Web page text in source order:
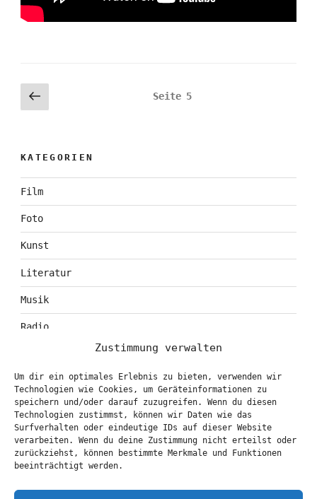
Zustimmung verwalten
Um dir ein optimales Erlebnis zu bieten, verwenden wir
Technologien wie Cookies, um Geräteinformationen zu
speichern und/oder darauf zuzugreifen. Wenn du diesen
Technologien zustimmst, können wir Daten wie das
Surfverhalten oder eindeutige IDs auf dieser Website
verarbeiten. Wenn du deine Zustimmung nicht erteilst oder
zurückziehst, können bestimmte Merkmale und Funktionen
beeinträchtigt werden.
Seitennummerierung
der
Vorherige
Seite
Seite 5
KATEGORIEN
Film
Foto
Kunst
Literatur
Musik
Radio
Theater
KONTAKT & BOOKING
info@marionbrasch.de